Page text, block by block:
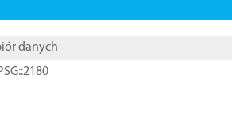
danych